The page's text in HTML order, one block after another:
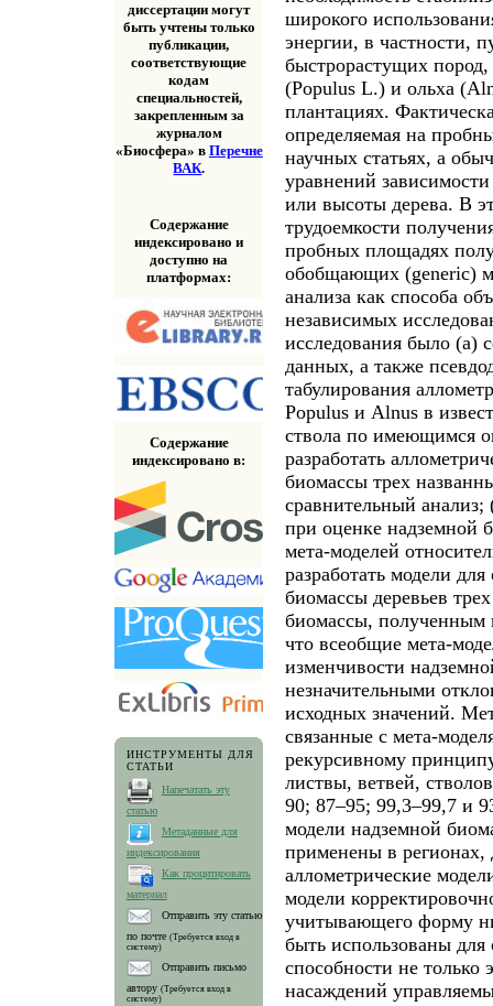
диссертации могут
быть учтены только
публикации,
соответствующие
кодам
специальностей,
закрепленным за
журналом
«Биосфера» в Перечне
ВАК.
Содержание
индексировано и
доступно на
платформах:
Содержание
индексировано в:
ИНСТРУМЕНТЫ ДЛЯ
СТАТЬИ
Напечатать эту
статью
Метаданные для
индексирования
Как процитировать
материал
Отправить эту статью
по почте (Требуется вход в
систему)
Отправить письмо
автору (Требуется вход в
систему)
широкого
энергии, в частности,
быстрорастущих
(Populus L.) и ольха
плантациях.
определяемая на
научных статьях, а
уравнений
или высоты дерева. В
трудоемкости
пробных площадях
обобщающих (generic)
анализа как способа
независимых
исследования было (а)
данных, а также
табулирования
Populus и Alnus в
ствола по имеющимся
разработать
биомассы трех
сравнительный
при оценке надземной
мета-моделей
разработать модели
биомассы деревьев
биомассы, полученным
что всеобщие мета-
изменчивости
незначительными
исходных значений.
связанные с мета-
рекурсивному
листвы, ветвей,
90; 87–95; 99,3–99,7 и
модели надземной
применены в регионах,
аллометрические
модели
учитывающего форму
быть использованы
способности не только
насаждений